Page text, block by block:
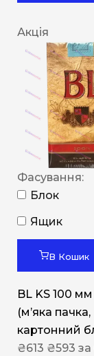
Акція
Фасування:
Блок
Ящик
В Кошик
BL KS 100
(м’яка пачка,
картонний
₴613 ₴593 за